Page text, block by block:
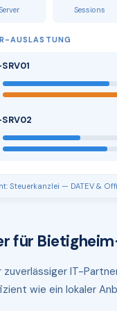
Sessions
AUSLASTUNG
SRV02
Steuerkanzlei — DATEV &
für
IT-
wie ein lokaler